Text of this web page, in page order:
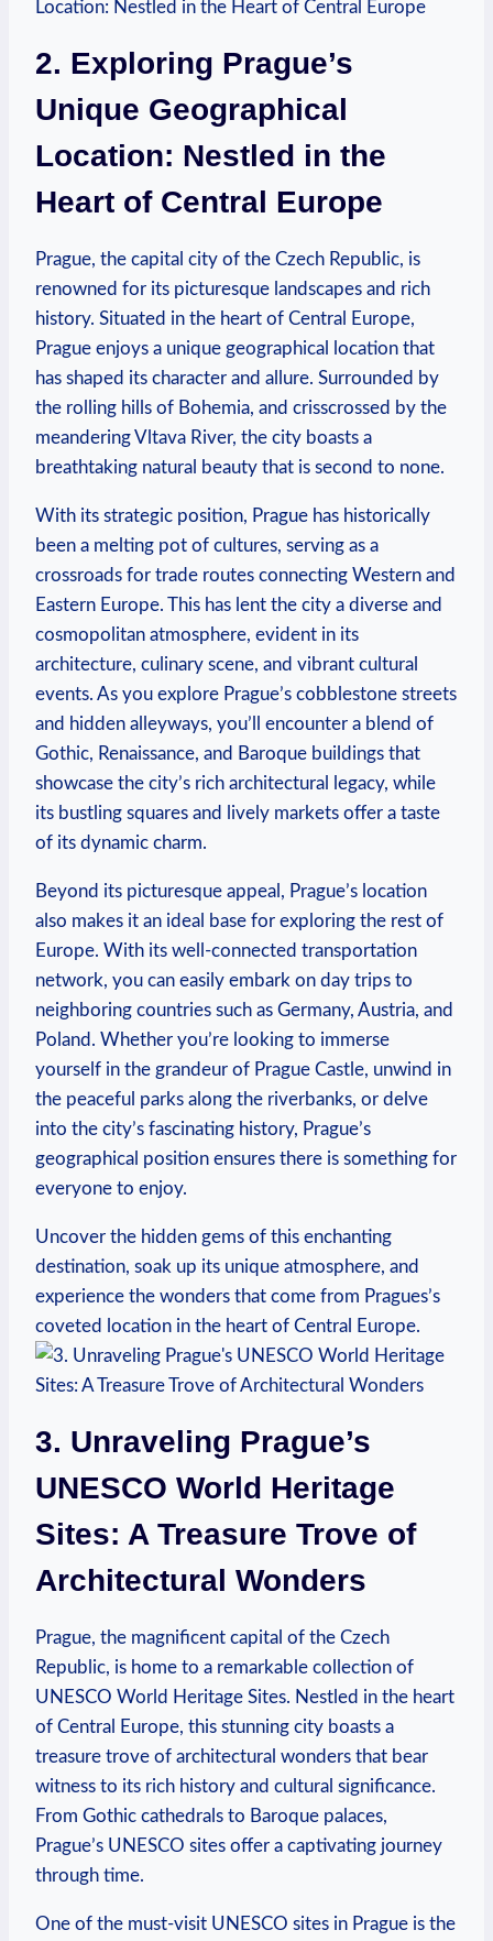
2. ‌Exploring Prague’s
Unique Geographical⁢
Location: Nestled ⁢in⁣ the
Heart of Central Europe
Prague, the capital city of the Czech Republic, is
renowned for its picturesque landscapes and rich
history. ‍Situated in the heart of Central ⁣Europe,
Prague enjoys a unique geographical location that
has​ shaped⁣ its character and allure. Surrounded by
the rolling hills of‍ Bohemia, and crisscrossed by⁣ the
meandering Vltava River, the city ‍boasts a
‌breathtaking natural beauty that is second‍ to none.
With its strategic position, Prague has historically
been ‌a melting pot of cultures, serving as​ a‍
crossroads ‍for trade routes connecting ⁤Western and
Eastern⁢ Europe.⁤ This ​has lent ​the city a diverse and‍
cosmopolitan atmosphere, evident ‌in its⁤
architecture,‌ culinary ‌scene, and ⁤vibrant‌ cultural
events. As you‌ explore⁢ Prague’s cobblestone ⁤streets
and hidden alleyways, you’ll encounter a blend of
Gothic, ‍Renaissance, ​and Baroque buildings that
showcase the city’s rich ⁤architectural legacy, while
its bustling squares and lively ⁣markets​ offer ⁣a taste‌
of its‍ dynamic charm.
Beyond its picturesque appeal, Prague’s location
also makes it an‍ ideal base for exploring the rest of
Europe. With its well-connected transportation
network, you ⁣can easily embark ⁢on⁣ day trips to
neighboring countries such as Germany, Austria, and
Poland. Whether you’re⁤ looking to immerse
yourself in the grandeur⁤ of Prague Castle,‌ unwind‌ in
the peaceful parks along the​ riverbanks, or ⁢delve
into the ‍city’s fascinating history, Prague’s
geographical position ensures there is something for
everyone to enjoy.
Uncover ​the hidden gems⁢ of this enchanting
destination, soak up its⁣ unique atmosphere, and
experience the⁢ wonders that come from Pragues’s
coveted location in the heart of Central Europe.
3. ​Unraveling Prague’s
‍UNESCO ‌World Heritage
Sites: A Treasure Trove of
Architectural⁣ Wonders
Prague, the magnificent capital of the Czech⁤
Republic, is home to a‍ remarkable collection of
UNESCO World Heritage Sites. Nestled ‍in‌ the heart
of Central ⁢Europe, this stunning ​city boasts ​a
treasure trove of architectural wonders‍ that bear‌
witness to⁤ its‍ rich history and cultural‍ significance.
⁢From Gothic cathedrals to Baroque ​palaces,
Prague’s UNESCO⁣ sites​ offer a ⁤captivating‌ journey‍
through time.
One of the must-visit UNESCO sites in Prague is⁣ the